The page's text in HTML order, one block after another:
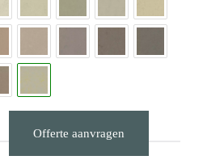
Offerte aanvragen